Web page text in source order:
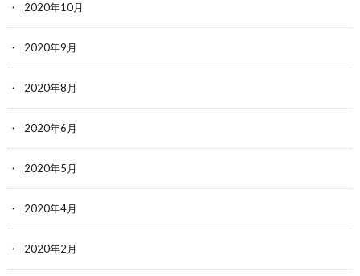
2020年10月
2020年9月
2020年8月
2020年6月
2020年5月
2020年4月
2020年2月